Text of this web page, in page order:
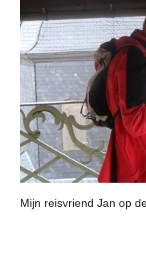
Mijn reisvriend Jan op